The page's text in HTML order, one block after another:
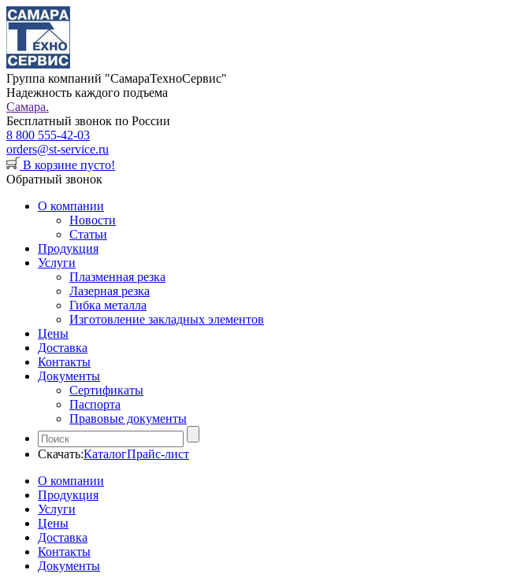
Группа компаний "СамараТехноСервис"
Надежность каждого подъема
Самара.
Бесплатный звонок по России
8 800 555-42-03
orders@st-service.ru
В корзине пусто!
Обратный звонок
О компании
Новости
Статьи
Продукция
Услуги
Плазменная резка
Лазерная резка
Гибка металла
Изготовление закладных элементов
Цены
Доставка
Контакты
Документы
Сертификаты
Паспорта
Правовые документы
Скачать:КаталогПрайс-лист
О компании
Продукция
Услуги
Цены
Доставка
Контакты
Документы